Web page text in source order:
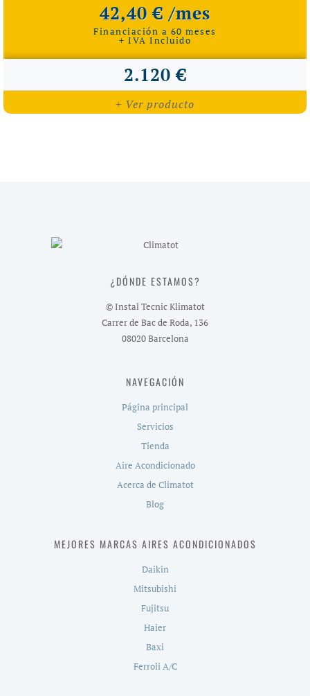
42,40 € /mes
Financiación a 60 meses
+ IVA Incluido
2.120 €
+ Ver producto
¿DÓNDE ESTAMOS?
© Instal Tecnic Klimatot
Carrer de Bac de Roda, 136
08020 Barcelona
NAVEGACIÓN
Página principal
Servicios
Tienda
Aire Acondicionado
Acerca de Climatot
Blog
MEJORES MARCAS AIRES ACONDICIONADOS
Daikin
Mitsubishi
Fujitsu
Haier
Baxi
Ferroli A/C